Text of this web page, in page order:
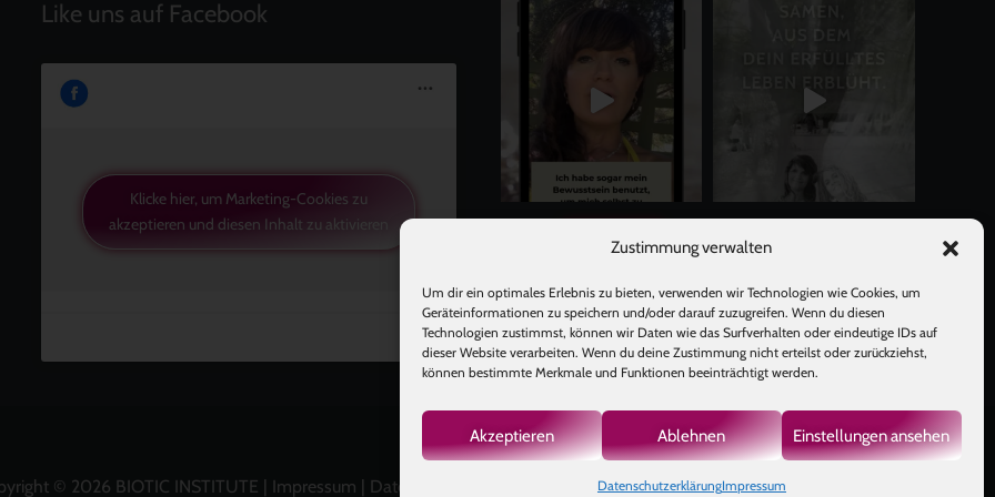
Zustimmung verwalten
Um dir ein optimales Erlebnis zu bieten, verwenden wir Technologien wie Cookies, um
Geräteinformationen zu speichern und/oder darauf zuzugreifen. Wenn du diesen
Technologien zustimmst, können wir Daten wie das Surfverhalten oder eindeutige IDs auf
dieser Website verarbeiten. Wenn du deine Zustimmung nicht erteilst oder zurückziehst,
können bestimmte Merkmale und Funktionen beeinträchtigt werden.
Akzeptieren Ablehnen Einstellungen ansehen
DatenschutzerklärungImpressum
Like uns auf Facebook
Klicke hier, um Marketing-Cookies zu
akzeptieren und diesen Inhalt zu aktivieren
Mehr laden Auf Instagram folgen
© 2026 BIOTIC INSTITUTE | Impressum Datenschutz